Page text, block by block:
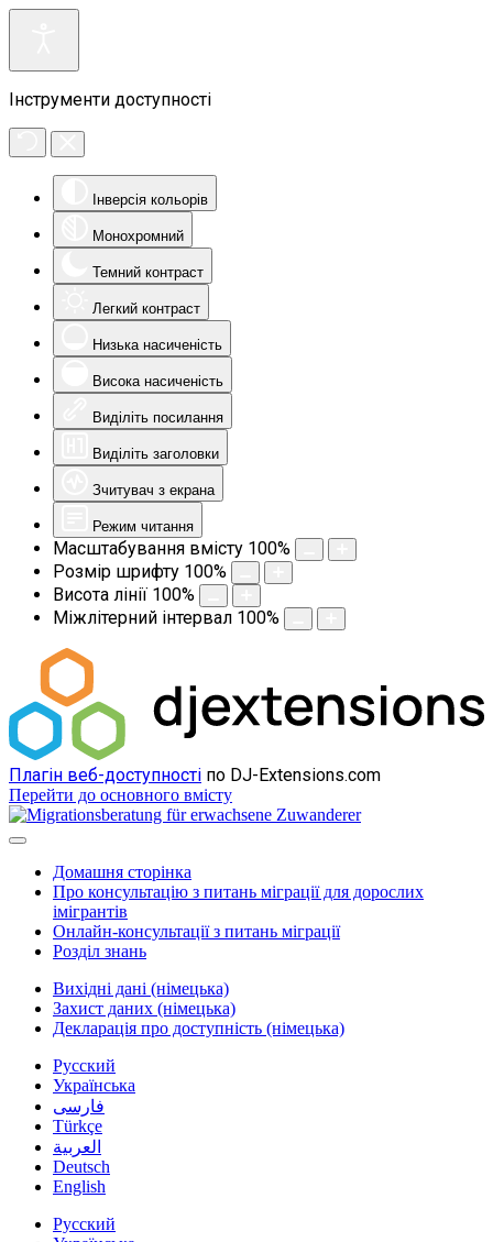
Інструменти доступності
Інверсія кольорів
Монохромний
Темний контраст
Легкий контраст
Низька насиченість
Висока насиченість
Виділіть посилання
Виділіть заголовки
Зчитувач з екрана
Режим читання
Масштабування вмісту 100%
Розмір шрифту 100%
Висота лінії 100%
Міжлітерний інтервал 100%
Плагін веб-доступності по DJ-Extensions.com
Перейти до основного вмісту
Домашня сторінка
Про консультацію з питань міграції для дорослих
імігрантів
Онлайн-консультації з питань міграції
Розділ знань
Вихідні дані (німецька)
Захист даних (німецька)
Декларація про доступність (німецька)
Русский
Українська
فارسی
Türkçe
العربية
Deutsch
English
Русский